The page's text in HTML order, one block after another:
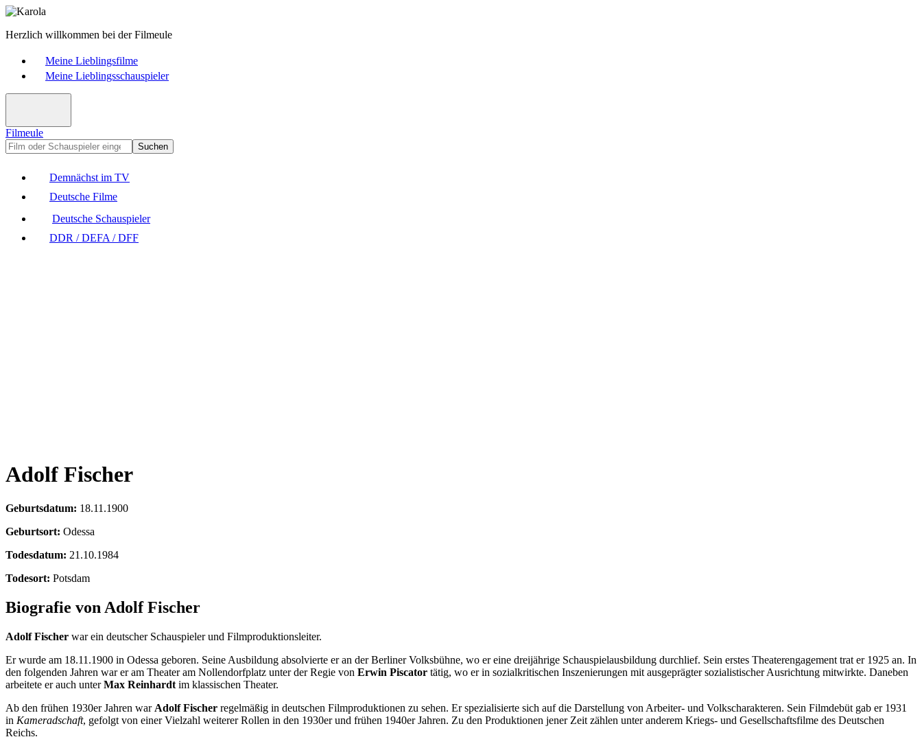
Herzlich willkommen bei der Filmeule
Meine Lieblingsfilme
Meine Lieblingsschauspieler
Filmeule
Suchen
Demnächst im TV
Deutsche Filme
Deutsche Schauspieler
DDR / DEFA / DFF
Adolf Fischer
Geburtsdatum: 18.11.1900
Geburtsort: Odessa
Todesdatum: 21.10.1984
Todesort: Potsdam
Biografie von Adolf Fischer
Adolf Fischer war ein deutscher Schauspieler und Filmproduktionsleiter.
Er wurde am 18.11.1900 in Odessa geboren. Seine Ausbildung absolvierte er an der Berliner Volksbühne, wo er eine dreijährige Schauspielausbildung durchlief. Sein erstes Theaterengagement trat er 1925 an. In
den folgenden Jahren war er am Theater am Nollendorfplatz unter der Regie von Erwin Piscator tätig, wo er in sozialkritischen Inszenierungen mit ausgeprägter sozialistischer Ausrichtung mitwirkte. Daneben
arbeitete er auch unterMax Reinhardt im klassischen Theater.
Ab den frühen 1930er Jahren war Adolf Fischer regelmäßig in deutschen Filmproduktionen zu sehen. Er spezialisierte sich auf die Darstellung von Arbeiter- und Volkscharakteren. Sein Filmdebüt gab er 1931
in Kameradschaft, gefolgt von einer Vielzahl weiterer Rollen in den 1930er und frühen 1940er Jahren. Zu den Produktionen jener Zeit zählen unter anderem Kriegs- und Gesellschaftsfilme des Deutschen
Reichs.